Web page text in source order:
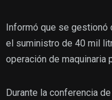
Informó que se gestionó
el suministro de 40 mil
operación de maquinaria
Durante la conferencia